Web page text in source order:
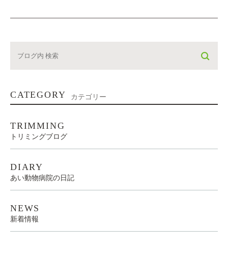
CATEGORY カテゴリー
TRIMMING
トリミングブログ
DIARY
あい動物病院の日記
NEWS
新着情報